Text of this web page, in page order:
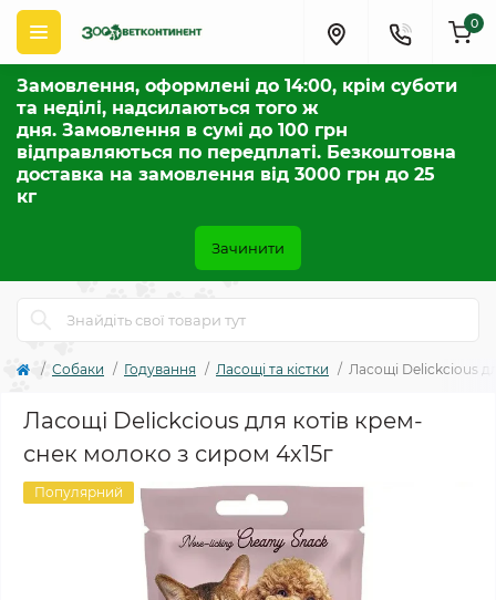
Замовлення, оформлені до 14:00, крім суботи
та неділі, надсилаються того ж
дня. Замовлення в сумі до 100 грн
відправляються по передплаті. Безкоштовна
доставка на замовлення від 3000 грн до 25
кг
Зачинити
0
Собаки Годування Ласощі та кістки Ласощі Delickcious
Ласощі Delickcious для котів крем-
снек молоко з сиром 4х15г
Популярний